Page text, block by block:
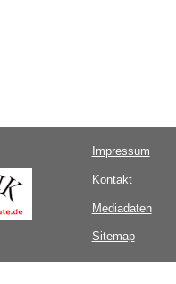
Impressum
Kontakt
Mediadaten
Sitemap